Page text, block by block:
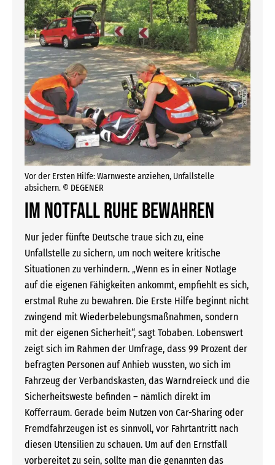
Vor der Ersten Hilfe: Warnweste anziehen, Unfallstelle
absichern. © DEGENER
Im Notfall Ruhe bewahren
Nur jeder fünfte Deutsche traue sich zu, eine
Unfallstelle zu sichern, um noch weitere kritische
Situationen zu verhindern. „Wenn es in einer Notlage
auf die eigenen Fähigkeiten ankommt, empfiehlt es sich,
erstmal Ruhe zu bewahren. Die Erste Hilfe beginnt nicht
zwingend mit Wiederbelebungsmaßnahmen, sondern
mit der eigenen Sicherheit“, sagt Tobaben. Lobenswert
zeigt sich im Rahmen der Umfrage, dass 99 Prozent der
befragten Personen auf Anhieb wussten, wo sich im
Fahrzeug der Verbandskasten, das Warndreieck und die
Sicherheitsweste befinden – nämlich direkt im
Kofferraum. Gerade beim Nutzen von Car-Sharing oder
Fremdfahrzeugen ist es sinnvoll, vor Fahrtantritt nach
diesen Utensilien zu schauen. Um auf den Ernstfall
vorbereitet zu sein, sollte man die genannten das